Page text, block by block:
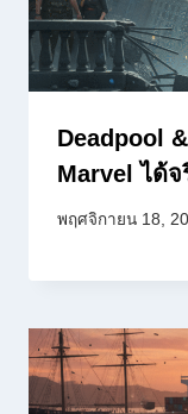
Deadpool
Marvel ได้จ
พฤศจิกายน 18,